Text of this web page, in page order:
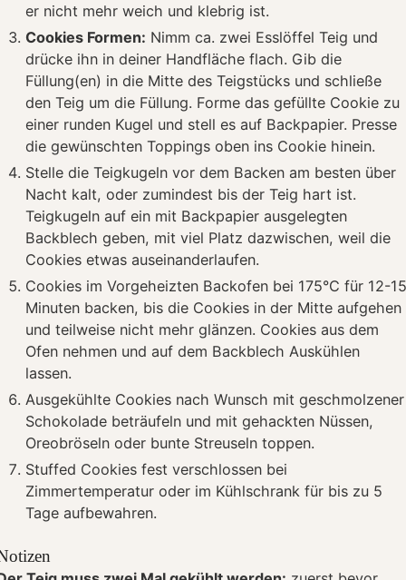
er nicht mehr weich und klebrig ist.
Cookies Formen: Nimm ca. zwei Esslöffel Teig und
drücke ihn in deiner Handfläche flach. Gib die
Füllung(en) in die Mitte des Teigstücks und schließe
den Teig um die Füllung. Forme das gefüllte Cookie zu
einer runden Kugel und stell es auf Backpapier. Presse
die gewünschten Toppings oben ins Cookie hinein.
Stelle die Teigkugeln vor dem Backen am besten über
Nacht kalt, oder zumindest bis der Teig hart ist.
Teigkugeln auf ein mit Backpapier ausgelegten
Backblech geben, mit viel Platz dazwischen, weil die
Cookies etwas auseinanderlaufen.
Cookies im Vorgeheizten Backofen bei 175°C für 12-
Minuten backen, bis die Cookies in der Mitte aufgehen
und teilweise nicht mehr glänzen. Cookies aus dem
Ofen nehmen und auf dem Backblech Auskühlen
lassen.
Ausgekühlte Cookies nach Wunsch mit geschmolzener
Schokolade beträufeln und mit gehackten Nüssen,
Oreobröseln oder bunte Streuseln toppen.
Stuffed Cookies fest verschlossen bei
Zimmertemperatur oder im Kühlschrank für bis zu 5
Tage aufbewahren.